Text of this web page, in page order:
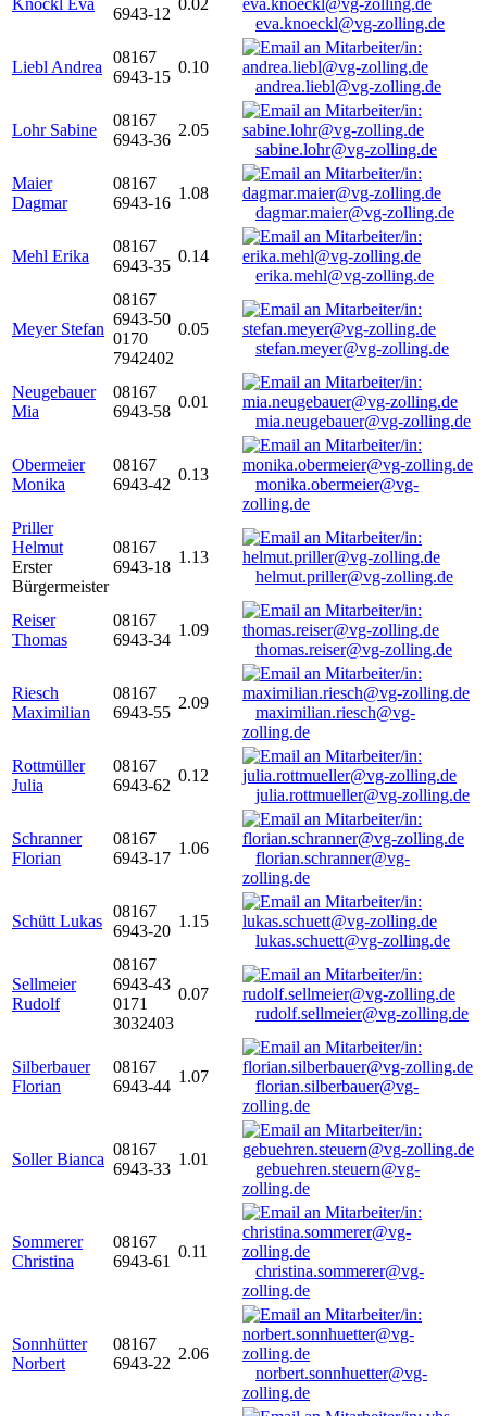
Knöckl Eva
6943-12
0.02
eva.knoeckl@vg-zolling.de
Liebl Andrea
08167
6943-15
0.10
andrea.liebl@vg-zolling.de
Lohr Sabine
08167
6943-36
2.05
sabine.lohr@vg-zolling.de
Maier
Dagmar
08167
6943-16
1.08
dagmar.maier@vg-zolling.de
Mehl Erika
08167
6943-35
0.14
erika.mehl@vg-zolling.de
Meyer Stefan
08167
6943-50
0170
7942402
0.05
stefan.meyer@vg-zolling.de
Neugebauer
Mia
08167
6943-58
0.01
mia.neugebauer@vg-zolling.de
Obermeier
Monika
08167
6943-42
0.13
monika.obermeier@vg-
zolling.de
Priller
Helmut
Erster
Bürgermeister
08167
6943-18
1.13
helmut.priller@vg-zolling.de
Reiser
Thomas
08167
6943-34
1.09
thomas.reiser@vg-zolling.de
Riesch
Maximilian
08167
6943-55
2.09
maximilian.riesch@vg-
zolling.de
Rottmüller
Julia
08167
6943-62
0.12
julia.rottmueller@vg-zolling.de
Schranner
Florian
08167
6943-17
1.06
florian.schranner@vg-
zolling.de
Schütt Lukas
08167
6943-20
1.15
lukas.schuett@vg-zolling.de
Sellmeier
Rudolf
08167
6943-43
0171
3032403
0.07
rudolf.sellmeier@vg-zolling.de
Silberbauer
Florian
08167
6943-44
1.07
florian.silberbauer@vg-
zolling.de
Soller Bianca
08167
6943-33
1.01
gebuehren.steuern@vg-
zolling.de
Sommerer
Christina
08167
6943-61
0.11
christina.sommerer@vg-
zolling.de
Sonnhütter
Norbert
08167
6943-22
2.06
norbert.sonnhuetter@vg-
zolling.de